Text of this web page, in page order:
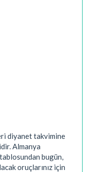
diyanet takvimine
Almanya
tablosundan bugün,
oruçlarınız için